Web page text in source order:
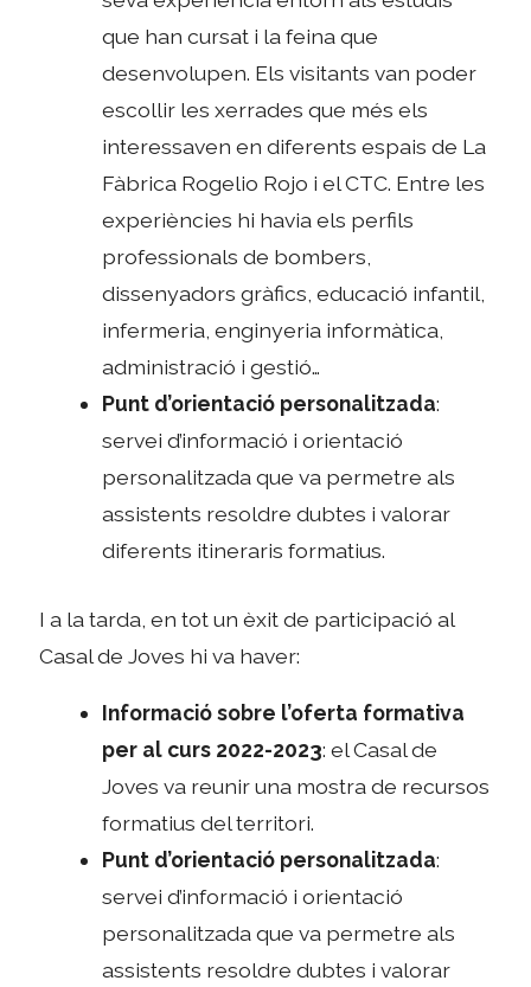
que han cursat i la feina que
desenvolupen. Els visitants van poder
escollir les xerrades que més els
interessaven en diferents espais de La
Fàbrica Rogelio Rojo i el CTC. Entre les
experiències hi havia els perfils
professionals de bombers,
dissenyadors gràfics, educació infantil,
infermeria, enginyeria informàtica,
administració i gestió…
Punt d’orientació personalitzada:
servei d’informació i orientació
personalitzada que va permetre als
assistents resoldre dubtes i valorar
diferents itineraris formatius.
I a la tarda, en tot un èxit de participació al
Casal de Joves hi va haver:
Informació sobre l’oferta formativa
per al curs 2022-2023: el Casal de
Joves va reunir una mostra de recursos
formatius del territori.
Punt d’orientació personalitzada:
servei d’informació i orientació
personalitzada que va permetre als
assistents resoldre dubtes i valorar